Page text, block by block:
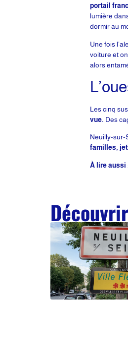
portail
lumière
dormir au
Une fois
voiture et
alors
Les cinq
vue. Des
Neuilly-sur-
familles,
À lire aussi :